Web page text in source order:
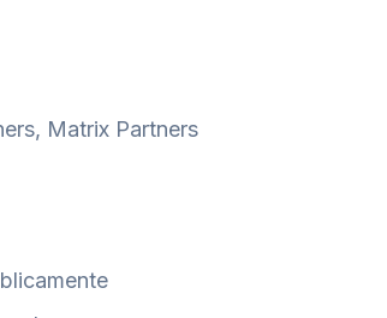
Matrix Partners